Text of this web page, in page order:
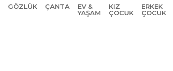
GÖZLÜK ÇANTA
EV &
YAŞAM
KIZ
ÇOCUK
ERKEK
ÇOCUK